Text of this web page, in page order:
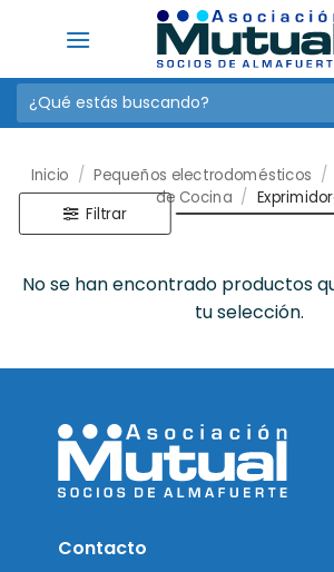
Buscar
por:
Inicio / Pequeños electrodomésticos /
de Cocina /
Filtrar
No se han encontrado productos
tu selección.
Contacto